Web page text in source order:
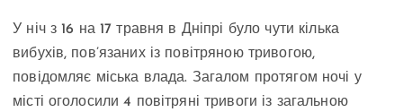
У ніч з 16 на 17 травня в Дніпрі було чути кілька
вибухів, пов’язаних із повітряною тривогою,
повідомляє міська влада. Загалом протягом ночі у
місті оголосили 4 повітряні тривоги із загальною